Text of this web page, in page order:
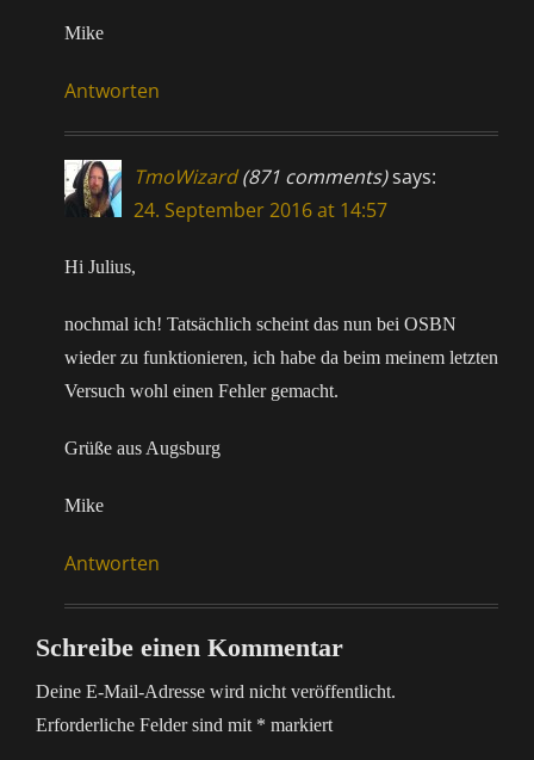
Mike
Antworten
TmoWizard(871 comments)says:
24. September 2016 at 14:57
Hi Julius,
nochmal ich! Tatsächlich scheint das nun bei OSBN
wieder zu funktionieren, ich habe da beim meinem letzten
Versuch wohl einen Fehler gemacht.
Grüße aus Augsburg
Mike
Antworten
Schreibe einen Kommentar
Deine E-Mail-Adresse wird nicht veröffentlicht.
Erforderliche Felder sind mit * markiert